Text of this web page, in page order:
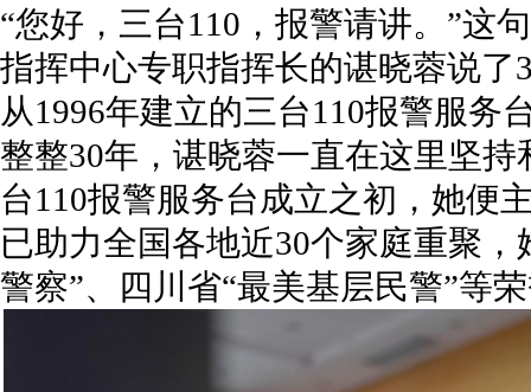
“您好，三台110，报警请讲。”这
指挥中心专职指挥长的谌晓蓉说了
从1996年建立的三台110报警服务
整整30年，谌晓蓉一直在这里坚
台110报警服务台成立之初，她便
已助力全国各地近30个家庭重聚
警察”、四川省“最美基层民警”等